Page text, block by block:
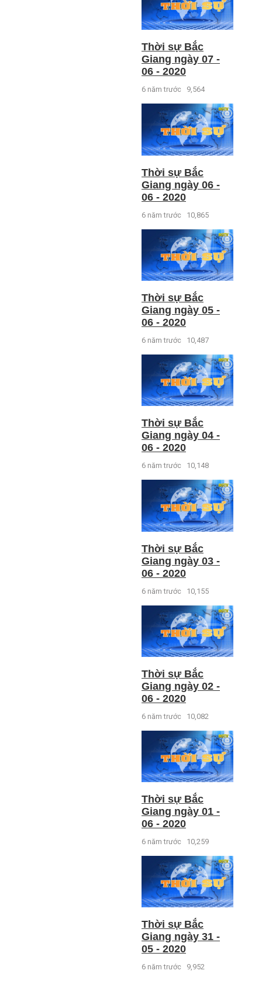
Thời sự Bắc
Giang ngày 07 -
06 - 2020
6 năm trước 9,564
Thời sự Bắc
Giang ngày 06 -
06 - 2020
6 năm trước 10,865
Thời sự Bắc
Giang ngày 05 -
06 - 2020
6 năm trước 10,487
Thời sự Bắc
Giang ngày 04 -
06 - 2020
6 năm trước 10,148
Thời sự Bắc
Giang ngày 03 -
06 - 2020
6 năm trước 10,155
Thời sự Bắc
Giang ngày 02 -
06 - 2020
6 năm trước 10,082
Thời sự Bắc
Giang ngày 01 -
06 - 2020
6 năm trước 10,259
Thời sự Bắc
Giang ngày 31 -
05 - 2020
6 năm trước 9,952